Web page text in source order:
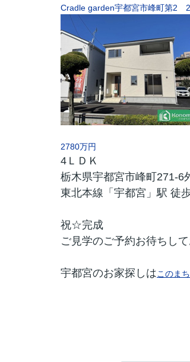
Cradle garden宇都宮市峰町第2
2780万円
4ＬＤＫ
栃木県宇都宮市峰町271-6
東北本線「宇都宮」駅 徒
祝☆完成
ご見学のご予約お待ちし
宇都宮のお家探しはこのま